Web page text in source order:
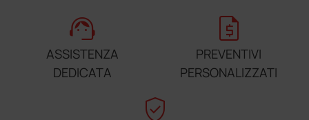
support_agent
ASSISTENZA
DEDICATA
request_quote
PREVENTIVI
PERSONALIZZATI
verified_user